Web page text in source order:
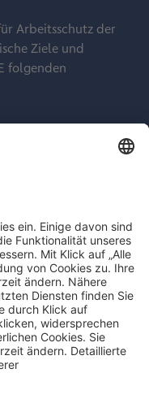
Arbeitsschutz der
Ziele und
folgenden